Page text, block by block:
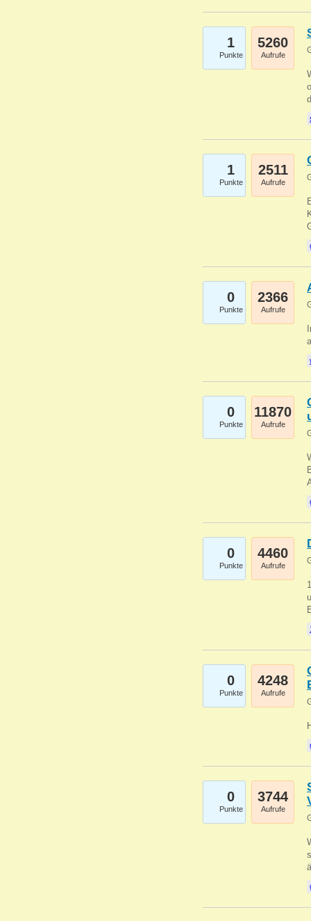
1
Punkte
5260
Aufrufe
1
Punkte
2511
Aufrufe
0
Punkte
2366
Aufrufe
0
Punkte
11870
Aufrufe
0
Punkte
4460
Aufrufe
0
Punkte
4248
Aufrufe
0
Punkte
3744
Aufrufe